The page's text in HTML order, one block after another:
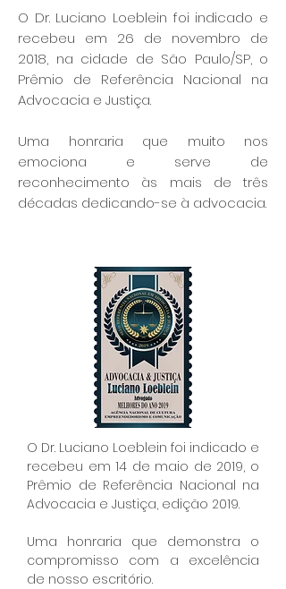
O Dr. Luciano Loeblein foi indicado e
recebeu em 26 de novembro de
2018, na cidade de São Paulo/SP, o
Prêmio de Referência Nacional na
Advocacia e Justiça.
Uma honraria que muito nos
emociona e serve de
reconhecimento às mais de três
décadas dedicando-se à advocacia.
O Dr. Luciano Loeblein foi indicado e
recebeu em 14 de maio de 2019, o
Prêmio de Referência Nacional na
Advocacia e Justiça, edição 2019.
Uma honraria que demonstra o
compromisso com a excelência
de nosso escritório.